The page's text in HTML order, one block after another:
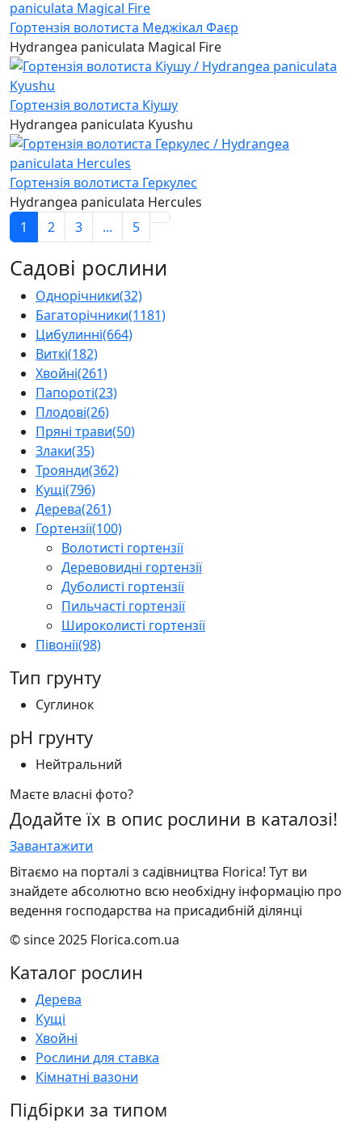
Гортензія волотиста Меджікал Фаєр
Hydrangea paniculata Magical Fire
Гортензія волотиста Кіушу
Hydrangea paniculata Kyushu
Гортензія волотиста Геркулес
Hydrangea paniculata Hercules
1
2 3 ... 5
Садові рослини
Однорічники(32)
Багаторічники(1181)
Цибулинні(664)
Виткі(182)
Хвойні(261)
Папороті(23)
Плодові(26)
Пряні трави(50)
Злаки(35)
Троянди(362)
Кущі(796)
Дерева(261)
Гортензії(100)
Волотисті гортензії
Деревовидні гортензії
Дуболисті гортензії
Пильчасті гортензії
Широколисті гортензії
Півонії(98)
Тип грунту
Суглинок
pH грунту
Нейтральний
Маєте власні фото?
Додайте їх в опис рослини в каталозі!
Завантажити
Вітаємо на порталі з садівництва Florica! Тут ви
знайдете абсолютно всю необхідну інформацію про
ведення господарства на присадибній ділянці
© since 2025 Florica.com.ua
Каталог рослин
Дерева
Кущі
Хвойні
Рослини для ставка
Кімнатні вазони
Підбірки за типом